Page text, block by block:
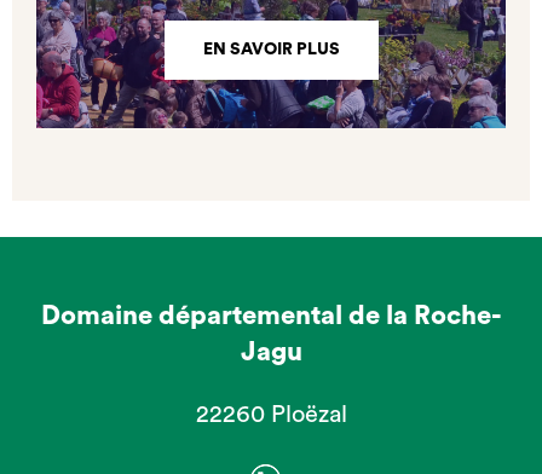
EN SAVOIR PLUS
Domaine départemental de la Roche-
Jagu
22260 Ploëzal